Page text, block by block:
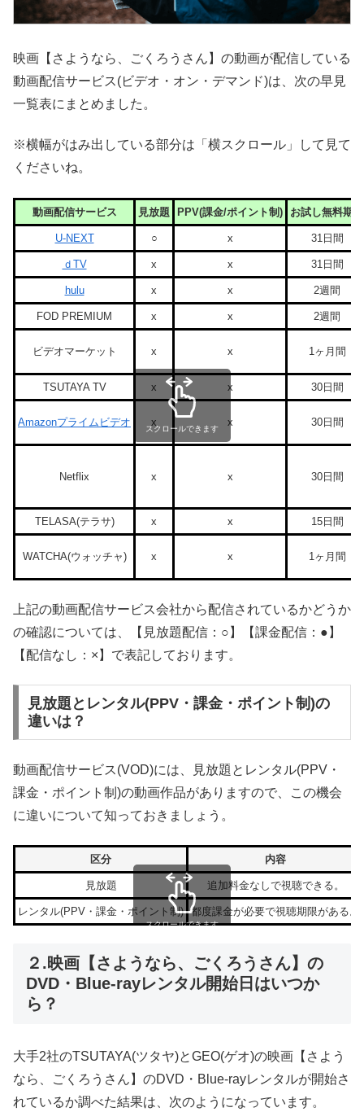
映画【さようなら、ごくろうさん】の動画が配信している
動画配信サービス(ビデオ・オン・デマンド)は、次の早見
一覧表にまとめました。
※横幅がはみ出している部分は「横スクロール」して見て
くださいね。
動画配信サービス 見放題 PPV(課金/ポイント制) お試し無料期間
U-NEXT ○ x 31日間
ｄTV x x 31日間
hulu x x 2週間
FOD PREMIUM x x 2週間
ビデオマーケット x x 1ヶ月間
TSUTAYA TV x x 30日間
Amazonプライムビデオ x x 30日間
Netflix x x 30日間
TELASA(テラサ) x x 15日間
WATCHA(ウォッチャ) x x 1ヶ月間
スクロールできます
上記の動画配信サービス会社から配信されているかどうか
の確認については、【見放題配信：○】【課金配信：●】
【配信なし：×】で表記しております。
見放題とレンタル(PPV・課金・ポイント制)の
違いは？
動画配信サービス(VOD)には、見放題とレンタル(PPV・
課金・ポイント制)の動画作品がありますので、この機会
に違いについて知っておきましょう。
区分 内容
見放題 追加料金なしで視聴できる。
レンタル(PPV・課金・ポイント制) 都度課金が必要で視聴期限がある。
スクロールできます
２.映画【さようなら、ごくろうさん】の
DVD・Blue-rayレンタル開始日はいつか
ら？
大手2社のTSUTAYA(ツタヤ)とGEO(ゲオ)の映画【さよう
なら、ごくろうさん】のDVD・Blue-rayレンタルが開始さ
れているか調べた結果は、次のようになっています。